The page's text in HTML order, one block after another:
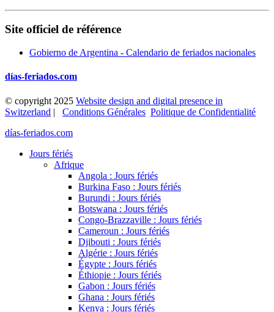
Site officiel de référence
Gobierno de Argentina - Calendario de feriados nacionales
días-feriados.com
© copyright 2025 Website design and digital presence in
Switzerland | Conditions Générales Politique de Confidentialité
días-feriados.com
Jours fériés
Afrique
Angola : Jours fériés
Burkina Faso : Jours fériés
Burundi : Jours fériés
Botswana : Jours fériés
Congo-Brazzaville : Jours fériés
Cameroun : Jours fériés
Djibouti : Jours fériés
Algérie : Jours fériés
Égypte : Jours fériés
Éthiopie : Jours fériés
Gabon : Jours fériés
Ghana : Jours fériés
Kenya : Jours fériés